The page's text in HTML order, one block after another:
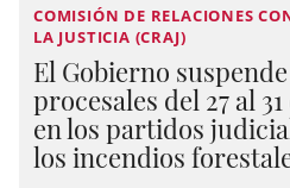
COMISIÓN DE RELACIONES
LA JUSTICIA (CRAJ)
El Gobierno
procesales del 27 al
en los partidos
los incendios